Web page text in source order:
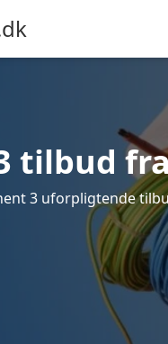
tilbud
3 uforpligtende